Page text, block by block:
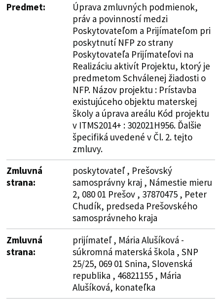
Predmet:
Úprava zmluvných podmienok,
práv a povinností medzi
Poskytovateľom a Prijímateľom pri
poskytnutí NFP zo strany
Poskytovateľa Prijímateľovi na
Realizáciu aktivít Projektu, ktorý je
predmetom Schválenej žiadosti o
NFP. Názov projektu : Prístavba
existujúceho objektu materskej
školy a úprava areálu Kód projektu
v ITMS2014+ : 302021H956. Ďalšie
špecifiká uvedené v Čl. 2. tejto
zmluvy.
Zmluvná
strana:
poskytovateľ , Prešovský
samosprávny kraj , Námestie mieru
2, 080 01 Prešov , 37870475 , Peter
Chudík, predseda Prešovského
samosprávneho kraja
Zmluvná
strana:
prijímateľ , Mária Alušíková -
súkromná materská škola , SNP
25/25, 069 01 Snina, Slovenská
republika , 46821155 , Mária
Alušíková, konateľka